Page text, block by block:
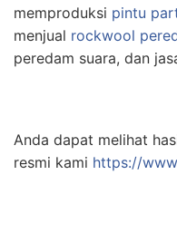
memproduksi pintu
menjual rockwool
peredam suara, dan
Anda dapat melihat
resmi kami https://